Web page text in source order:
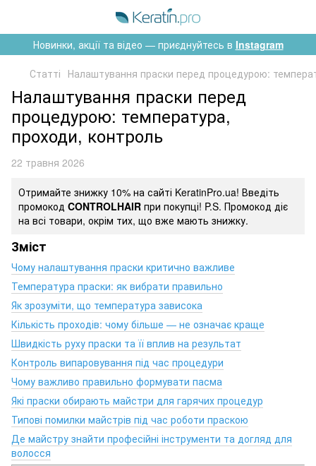
Новинки, акції та відео — приєднуйтесь в Instagram
Статті Налаштування праски перед процедурою:
Налаштування праски перед
процедурою: температура,
проходи, контроль
22 травня 2026
Отримайте знижку 10% на сайті KeratinPro.ua! Введіть
промокод CONTROLHAIR при покупці! P.S. Промокод діє
на всі товари, окрім тих, що вже мають знижку.
Зміст
Чому налаштування праски критично важливе
Температура праски: як вибрати правильно
Як зрозуміти, що температура зависока
Кількість проходів: чому більше — не означає краще
Швидкість руху праски та її вплив на результат
Контроль випаровування під час процедури
Чому важливо правильно формувати пасма
Які праски обирають майстри для гарячих процедур
Типові помилки майстрів під час роботи праскою
Де майстру знайти професійні інструменти та догляд для
волосся